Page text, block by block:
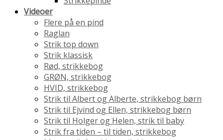
Videoer
Flere på en pind
Raglan
Strik top down
Strik klassisk
Rød, strikkebog
GRØN, strikkebog
HVID, strikkebog
Strik til Albert og Alberte, strikkebog børn
Strik til Ejvind og Ellen, strikkebog børn
Strik til Holger og Helen, strik til baby
Strik fra tiden – til tiden, strikkebog